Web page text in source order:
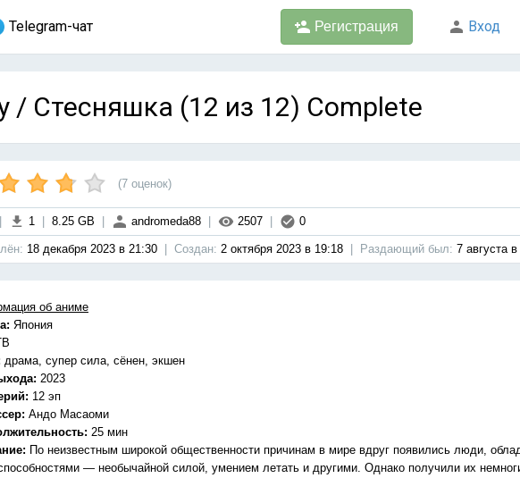
Telegram-чат Регистрация Вход
/ Стесняшка (12 из 12) Complete
(7 оценок)
1 8.25 GB andromeda88 2507 0
18 декабря 2023 в 21:30 Cоздан: 2 октября 2023 в 19:18 Раздающий был: 7 августа
об аниме
Япония
драма, супер сила, сёнен, экшен
2023
12 эп
Андо Масаоми
25 мин
По неизвестным широкой общественности причинам в мире вдруг появились люди,
— необычайной силой, умением летать и другими. Однако получили их